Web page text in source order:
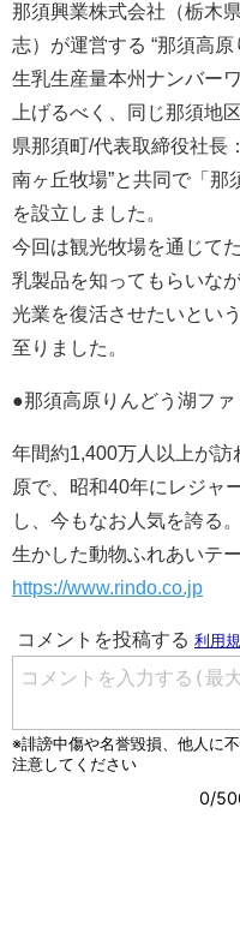
那須興業株式会社（栃木
志）が運営する “那須高原
生乳生産量本州ナンバー
上げるべく、同じ那須地
県那須町/代表取締役社長
南ヶ丘牧場”と共同で「那
を設立しました。
今回は観光牧場を通じて
乳製品を知ってもらいな
光業を復活させたいとい
至りました。
●那須高原りんどう湖フ
年間約1,400万人以上が
原で、昭和40年にレジャ
し、今もなお人気を誇る
生かした動物ふれ
https://www.rindo.co.jp